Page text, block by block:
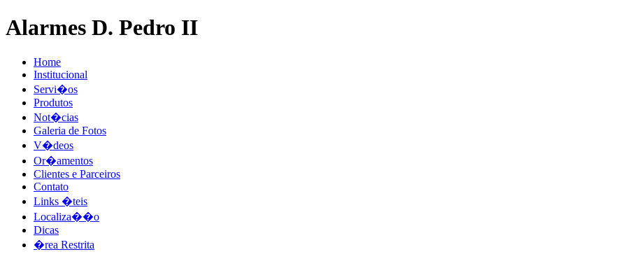
Alarmes D. Pedro II
Home
Institucional
Servi�os
Produtos
Not�cias
Galeria de Fotos
V�deos
Or�amentos
Clientes e Parceiros
Contato
Links �teis
Localiza��o
Dicas
�rea Restrita